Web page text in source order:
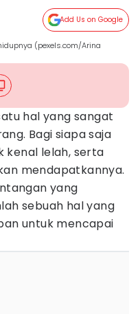
Add Us on Google
(pexels.com/Arina
hal yang sangat
Bagi siapa saja
kenal lelah, serta
mendapatkannya.
yang
sebuah hal yang
untuk mencapai